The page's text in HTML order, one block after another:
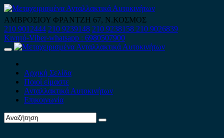
Skip
to
content
ΑΜΒΡΟΣΙΟΥ ΦΡΑΝΤΖΗ 67, Ν.ΚΟΣΜΟΣ
210 9012444 210 9239148 210 9238158 210 9026839
Κινητό-Viber-whatsapp : 6980507900
Primary
Αρχική Σελίδα
Ποιοί είμαστε
Ανταλλακτικά Αυτοκινήτων
Επικοινωνία